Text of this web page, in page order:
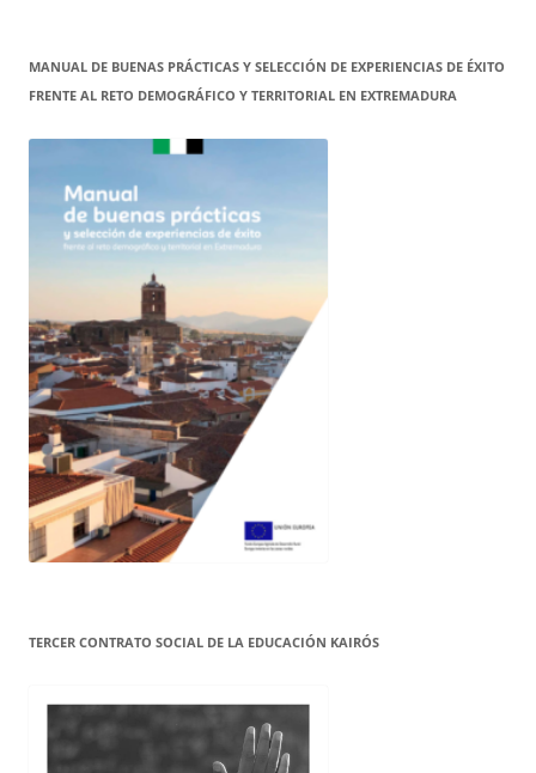
MANUAL DE BUENAS PRÁCTICAS Y SELECCIÓN DE EXPERIENCIAS DE ÉXITO
FRENTE AL RETO DEMOGRÁFICO Y TERRITORIAL EN EXTREMADURA
TERCER CONTRATO SOCIAL DE LA EDUCACIÓN KAIRÓS